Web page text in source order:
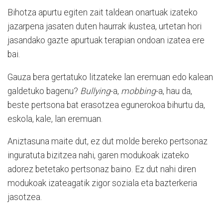
Bihotza apurtu egiten zait taldean onartuak izateko
jazarpena jasaten duten haurrak ikustea, urtetan hori
jasandako gazte apurtuak terapian ondoan izatea ere
bai.
Gauza bera gertatuko litzateke lan eremuan edo kalean
galdetuko bagenu? Bullying-a, mobbing-a, hau da,
beste pertsona bat erasotzea egunerokoa bihurtu da,
eskola, kale, lan eremuan.
Aniztasuna maite dut, ez dut molde bereko pertsonaz
inguratuta bizitzea nahi, garen modukoak izateko
adorez betetako pertsonaz baino. Ez dut nahi diren
modukoak izateagatik zigor soziala eta bazterkeria
jasotzea.